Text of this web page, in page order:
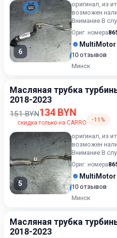
6
оригинал, из
возможен
Внимание В
Ориг. номера
MultiMotor
10 отзывов
Минск
Масляная трубка
2018-2023
151 BYN134 BYN
скидка только на CARRO -11%
5
оригинал, из
возможен
Внимание В
Ориг. номера
MultiMotor
10 отзывов
Минск
Масляная трубка
2018-2023